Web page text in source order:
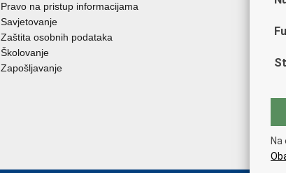
Pravo na pristup informacijama
Savjetovanje
Zaštita osobnih podataka
Školovanje
Zapošljavanje